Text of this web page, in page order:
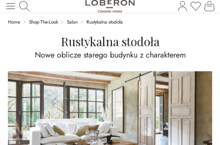
Wróć do wątku głównego
Masz
Home Shop-The-Look Salon Rustykalna stodoła
Rustykalna stodoła
Nowe oblicze starego budynku z charakterem